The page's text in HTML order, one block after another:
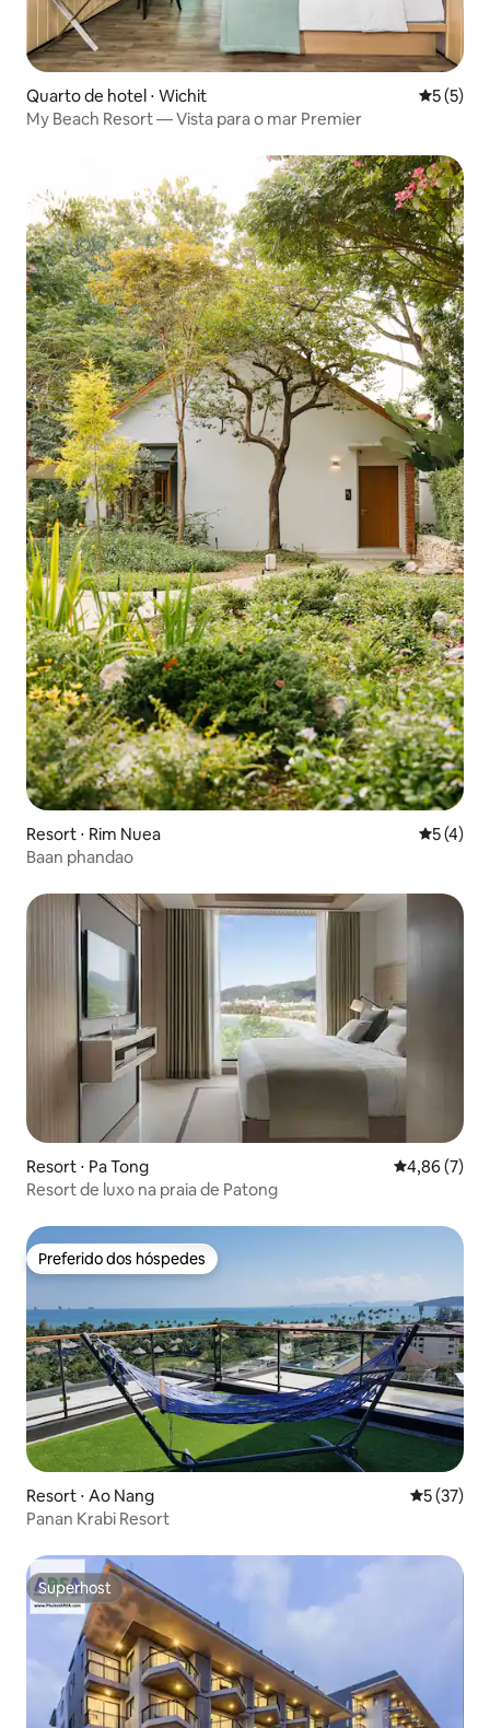
Quarto de hotel ⋅ Wichit 5 de
5 (5)
My Beach Resort — Vista para o mar Premier
Resort ⋅ Rim Nuea 5 de
5 (4)
Baan phandao
Resort ⋅ Pa Tong 4,86 de uma
4,86 (7)
Resort de luxo na praia de Patong
Preferido dos hóspedes
Preferido dos hóspedes
Resort ⋅ Ao Nang 5 de uma
5 (37)
Panan Krabi Resort
Superhost
Superhost